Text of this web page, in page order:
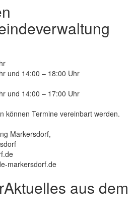
und 14:00 – 18:00 Uhr
und 14:00 – 17:00 Uhr
können Termine vereinbart werden.
Markersdorf,
markersdorf.de
Aktuelles aus dem